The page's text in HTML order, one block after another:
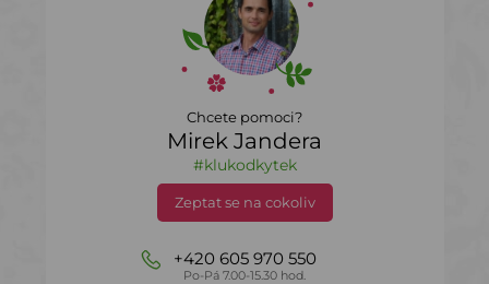
Chcete pomoci?
Mirek Jandera
#klukodkytek
Zeptat se na cokoliv
+420 605 970 550
Po-Pá 7.00-15.30 hod.